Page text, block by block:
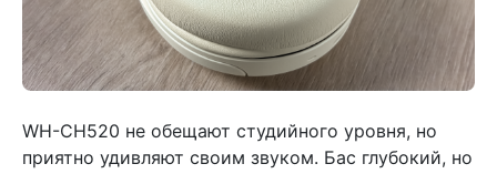
WH-CH520 не обещают студийного уровня, но
приятно удивляют своим звуком. Бас глубокий, но